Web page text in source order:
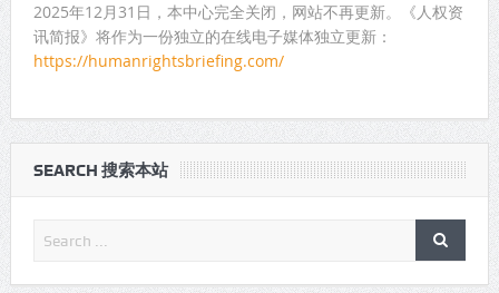
2025年12月31日，本中心完全关闭，网站不再更新。《人权资
讯简报》将作为一份独立的在线电子媒体独立更新：
https://humanrightsbriefing.com/
SEARCH 搜索本站